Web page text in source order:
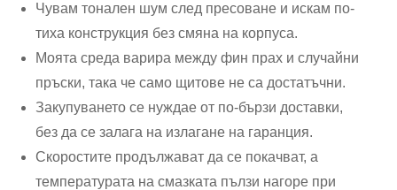
Чувам тонален шум след пресоване и искам по-
тиха конструкция без смяна на корпуса.
Моята среда варира между фин прах и случайни
пръски, така че само щитове не са достатъчни.
Закупуването се нуждае от по-бързи доставки,
без да се залага на излагане на гаранция.
Скоростите продължават да се покачват, а
температурата на смазката пълзи нагоре при